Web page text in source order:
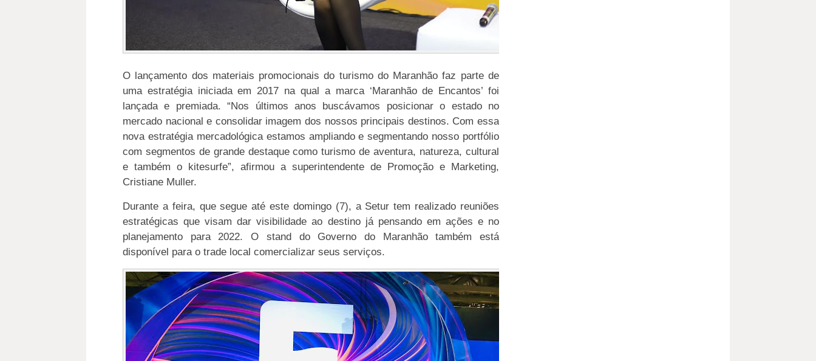
O lançamento dos materiais promocionais do turismo do Maranhão faz parte de
uma estratégia iniciada em 2017 na qual a marca ‘Maranhão de Encantos’ foi
lançada e premiada. “Nos últimos anos buscávamos posicionar o estado no
mercado nacional e consolidar imagem dos nossos principais destinos. Com essa
nova estratégia mercadológica estamos ampliando e segmentando nosso portfólio
com segmentos de grande destaque como turismo de aventura, natureza, cultural
e também o kitesurfe”, afirmou a superintendente de Promoção e Marketing,
Cristiane Muller.
Durante a feira, que segue até este domingo (7), a Setur tem realizado reuniões
estratégicas que visam dar visibilidade ao destino já pensando em ações e no
planejamento para 2022. O stand do Governo do Maranhão também está
disponível para o trade local comercializar seus serviços.